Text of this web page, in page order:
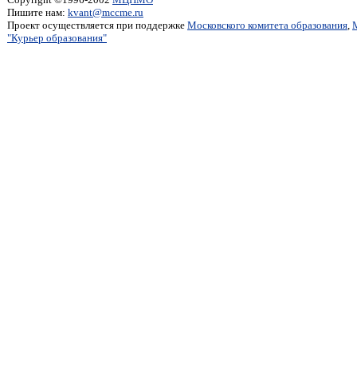
Пишите нам: kvant@mccme.ru
Проект осуществляется при поддержке Московского комитета образования,
"Курьер образования"